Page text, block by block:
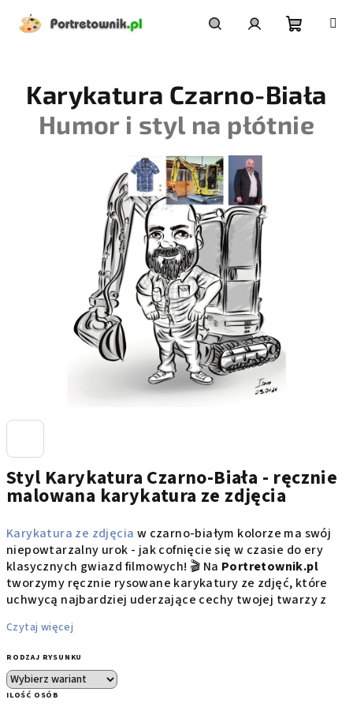
się
Styl Karykatura Czarno-Biała - ręcznie
malowana karykatura ze zdjęcia
Karykatura ze zdjęcia w czarno-białym kolorze ma swój
niepowtarzalny urok - jak cofnięcie się w czasie do ery
klasycznych gwiazd filmowych! 🎬 Na Portretownik.pl
tworzymy ręcznie rysowane karykatury ze zdjęć, które
uchwycą najbardziej uderzające cechy twojej twarzy z
każdy charakterystyczny szczegół zamienia się w
Malujemy obrazy ze zdjęć
dynamikę, gdzie każde pociągnięcie ołówkiem
Czytaj więcej
RODZAJ RYSUNKU
ILOŚĆ OSÓB
Karykatura Czarno-Biała
Humor i styl na płótnie